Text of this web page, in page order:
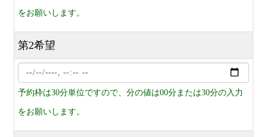
をお願いします。
第2希望
予約枠は30分単位ですので、分の値は00分または30分の入力
をお願いします。